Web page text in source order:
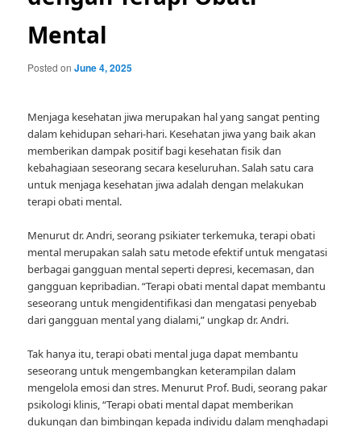
Mental
Posted onJune 4, 2025
Menjaga kesehatan jiwa merupakan hal yang sangat penting
dalam kehidupan sehari-hari. Kesehatan jiwa yang baik akan
memberikan dampak positif bagi kesehatan fisik dan
kebahagiaan seseorang secara keseluruhan. Salah satu cara
untuk menjaga kesehatan jiwa adalah dengan melakukan
terapi obati mental.
Menurut dr. Andri, seorang psikiater terkemuka, terapi obati
mental merupakan salah satu metode efektif untuk mengatasi
berbagai gangguan mental seperti depresi, kecemasan, dan
gangguan kepribadian. “Terapi obati mental dapat membantu
seseorang untuk mengidentifikasi dan mengatasi penyebab
dari gangguan mental yang dialami,” ungkap dr. Andri.
Tak hanya itu, terapi obati mental juga dapat membantu
seseorang untuk mengembangkan keterampilan dalam
mengelola emosi dan stres. Menurut Prof. Budi, seorang pakar
psikologi klinis, “Terapi obati mental dapat memberikan
dukungan dan bimbingan kepada individu dalam menghadapi